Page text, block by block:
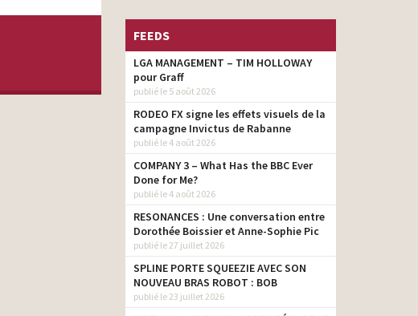
FEEDS
LGA MANAGEMENT – TIM HOLLOWAY
pour Graff
publié le 5 août 2026
RODEO FX signe les effets visuels de la
campagne Invictus de Rabanne
publié le 4 août 2026
COMPANY 3 – What Has the BBC Ever
Done for Me?
publié le 4 août 2026
RESONANCES : Une conversation entre
Dorothée Boissier et Anne-Sophie Pic
publié le 27 juillet 2026
SPLINE PORTE SQUEEZIE AVEC SON
NOUVEAU BRAS ROBOT : BOB
publié le 23 juillet 2026